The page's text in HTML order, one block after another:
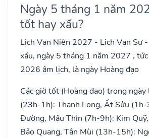
Ngày 5 tháng 1 năm
tốt hay xấu?
Lịch Vạn Niên 2027 - Lịch Vạn Sự
xấu, ngày 5 tháng 1 năm 2027 ,
2026 âm lịch, là ngày Hoàng đạo
Các giờ tốt (Hoàng đạo) trong ngày
(23h-1h): Thanh Long, Ất Sửu
Đường, Mậu Thìn (7h-9h): Kim
Bảo Quang, Tân Mùi (13h-15h):